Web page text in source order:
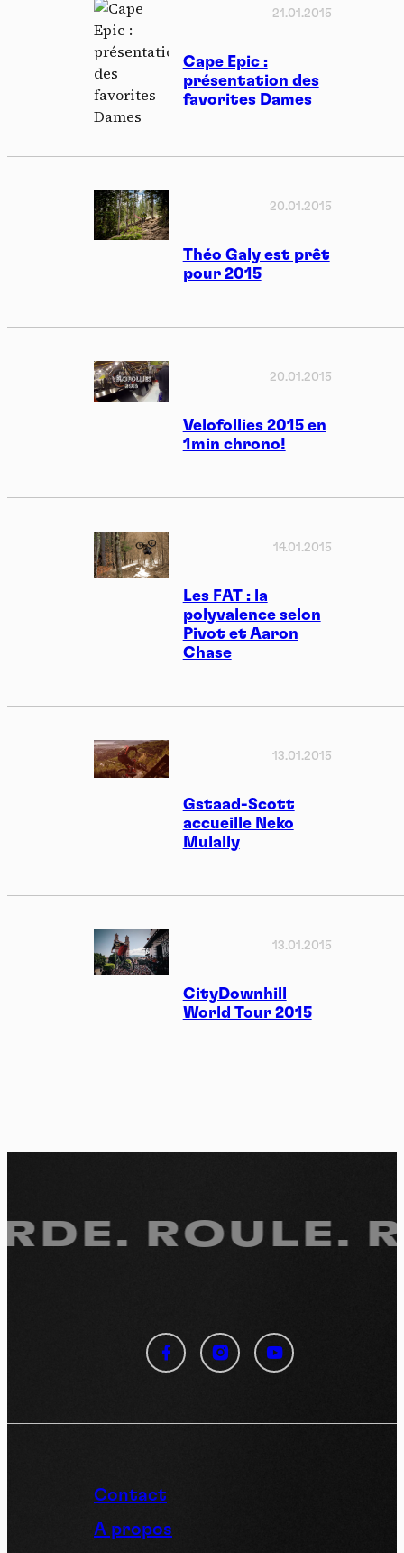
Cape Epic :
présentation des
favorites Dames
21.01.2015
Théo Galy est prêt
pour 2015
20.01.2015
Velofollies 2015 en
1min chrono!
20.01.2015
Les FAT : la
polyvalence selon
Pivot et Aaron
Chase
14.01.2015
Gstaad-Scott
accueille Neko
Mulally
13.01.2015
CityDownhill
World Tour 2015
13.01.2015
Contact
A propos
ROULE.
Panneau de gestion des
Tout accepter